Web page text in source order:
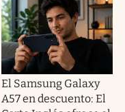
El Samsung Galaxy
A57 en descuento: El